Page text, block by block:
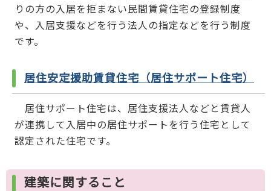
りの方の入居を拒まない民間賃貸住宅の登録制度
や、入居支援などを行う法人の指定などを行う制度
です。
居住安定援助賃貸住宅（居住サポート住宅）
居住サポート住宅は、居住支援法人などと賃貸人
が連携して入居中の居住サポートを行う住宅として
認定された住宅です。
建築に関すること